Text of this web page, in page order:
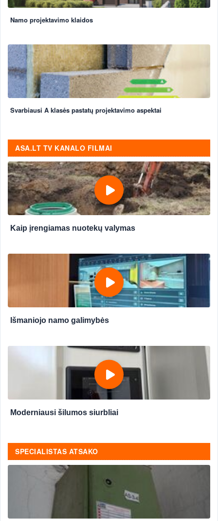
Namo projektavimo klaidos
Svarbiausi A klasės pastatų projektavimo aspektai
ASA.LT TV KANALO FILMAI
Kaip įrengiamas nuotekų valymas
Išmaniojo namo galimybės
Moderniausi šilumos siurbliai
SPECIALISTAS ATSAKO